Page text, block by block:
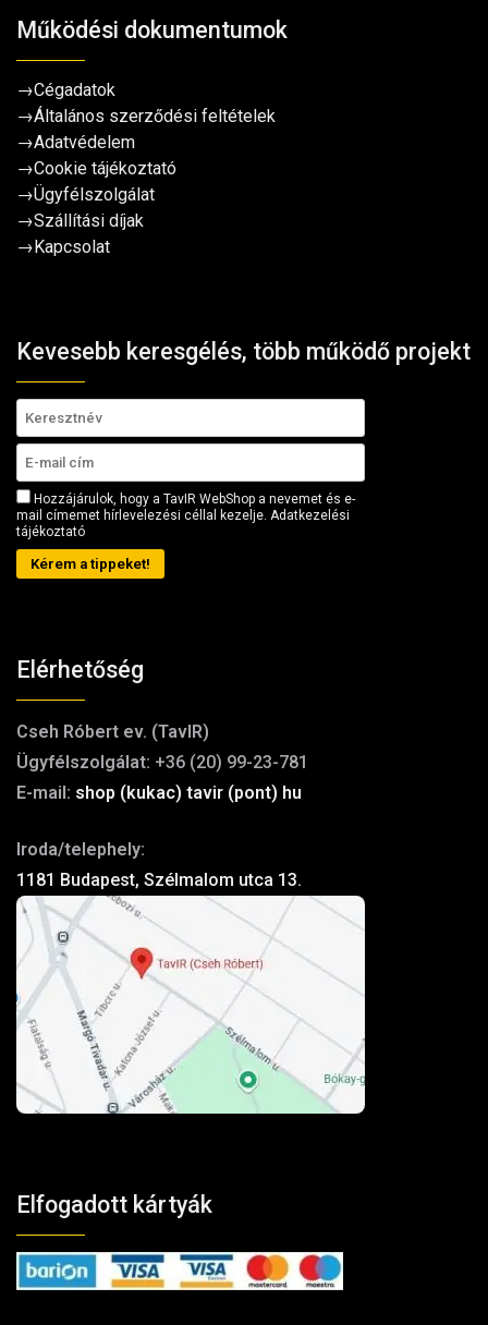
Működési dokumentumok
→Cégadatok
→Általános szerződési feltételek
→Adatvédelem
→Cookie tájékoztató
→Ügyfélszolgálat
→Szállítási díjak
→Kapcsolat
Kevesebb keresgélés, több működő projekt
Hozzájárulok, hogy a TavIR WebShop a nevemet és e-
mail címemet hírlevelezési céllal kezelje. Adatkezelési
tájékoztató
Kérem a tippeket!
Elérhetőség
Cseh Róbert ev. (TavIR)
Ügyfélszolgálat: +36 (20) 99-23-781
E-mail: shop (kukac) tavir (pont) hu
Iroda/telephely:
1181 Budapest, Szélmalom utca 13.
Elfogadott kártyák